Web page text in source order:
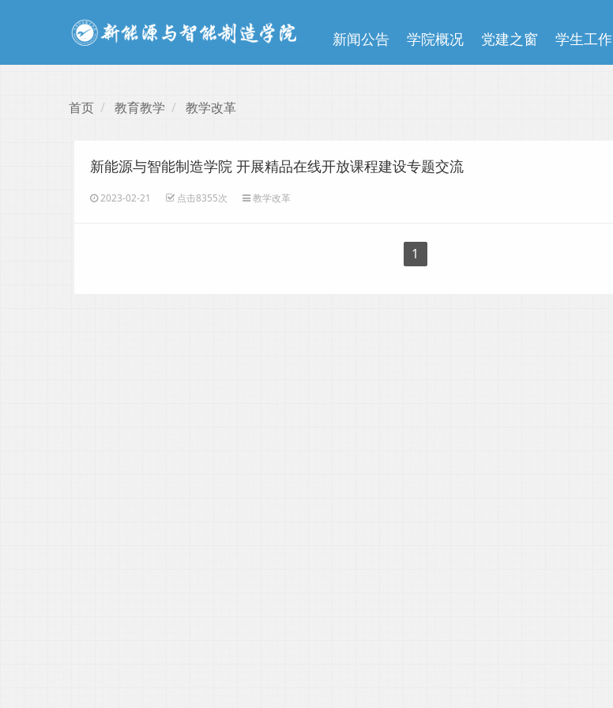
新闻公告 学院概况 党建之窗 学生工作
首页 教育教学 教学改革
新能源与智能制造学院 开展精品在线开放课程建设专题交流
2023-02-21 点击8355次 教学改革
1